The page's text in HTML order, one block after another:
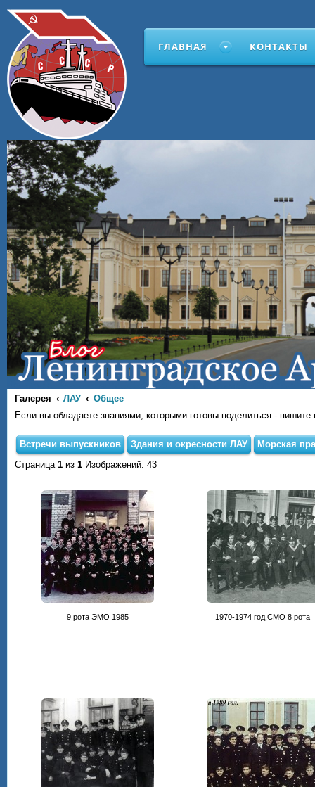
ГЛАВНАЯ КОНТАКТЫ
Галерея ЛАУ
Общее
Если вы обладаете знаниями, которыми готовы поделиться -
Встречи выпускников Здания и окресности ЛАУ
Морская
Страница 1 из 1 Изображений: 43
9 рота ЭМО 1985 1970-1974 год.СМО 8 рота